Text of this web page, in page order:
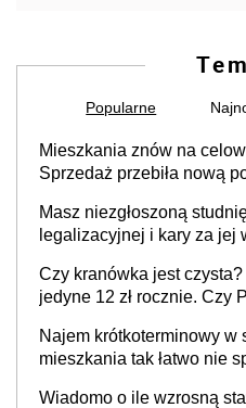
Popularne
Mieszkania znów na
Sprzedaż przebiła nową
Masz niezgłoszoną
legalizacyjnej i kary za jej
Czy kranówka jest
jedyne 12 zł rocznie. Czy
Najem krótkoterminowy
mieszkania tak łatwo nie
Wiadomo o ile wzrosną